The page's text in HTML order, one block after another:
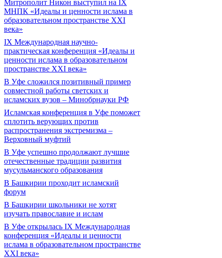
Митрополит Никон выступил на IX
МНПК «Идеалы и ценности ислама в
образовательном пространстве XXI
века»
IX Международная научно-
практическая конференция «Идеалы и
ценности ислама в образовательном
пространстве XXI века»
В Уфе сложился позитивный пример
совместной работы светских и
исламских вузов – Минобрнауки РФ
Исламская конференция в Уфе поможет
сплотить верующих против
распространения экстремизма –
Верховный муфтий
В Уфе успешно продолжают лучшие
отечественные традиции развития
мусульманского образования
В Башкирии проходит исламский
форум
В Башкирии школьники не хотят
изучать православие и ислам
В Уфе открылась IX Международная
конференция «Идеалы и ценности
ислама в образовательном пространстве
XXI века»